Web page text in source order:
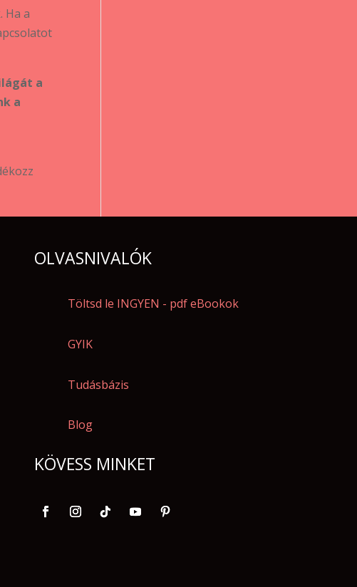
Ha a
a
a
OLVASNIVALÓK
Töltsd le INGYEN - pdf eBookok
GYIK
Tudásbázis
Blog
KÖVESS MINKET